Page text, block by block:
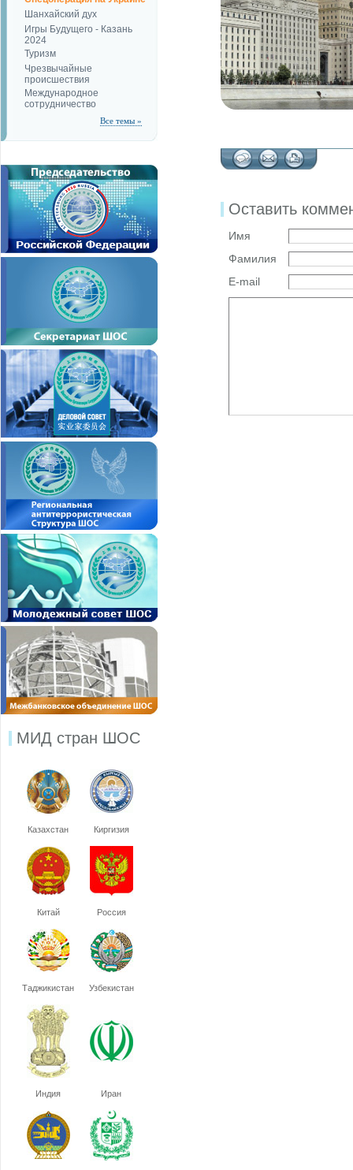
Шанхайский дух
Игры Будущего - Казань
2024
Туризм
Чрезвычайные
происшествия
Международное
сотрудничество
Все темы »
МИД стран ШОС
Казахстан Киргизия
Китай Россия
Таджикистан Узбекистан
Индия Иран
Оставить
Имя
Фамилия
E-mail